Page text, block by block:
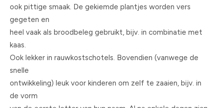
ook pittige smaak. De gekiemde plantjes worden vers
gegeten en
heel vaak als broodbeleg gebruikt, bijv. in combinatie met
kaas.
Ook lekker in rauwkostschotels. Bovendien (vanwege de
snelle
ontwikkeling) leuk voor kinderen om zelf te zaaien, bijv. in
de vorm